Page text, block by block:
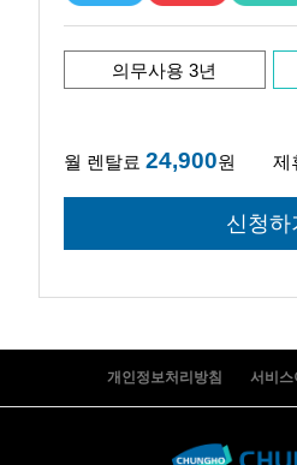
의무사용 3년
월 렌탈료 24,900원 제
개인정보처리방침 서비스